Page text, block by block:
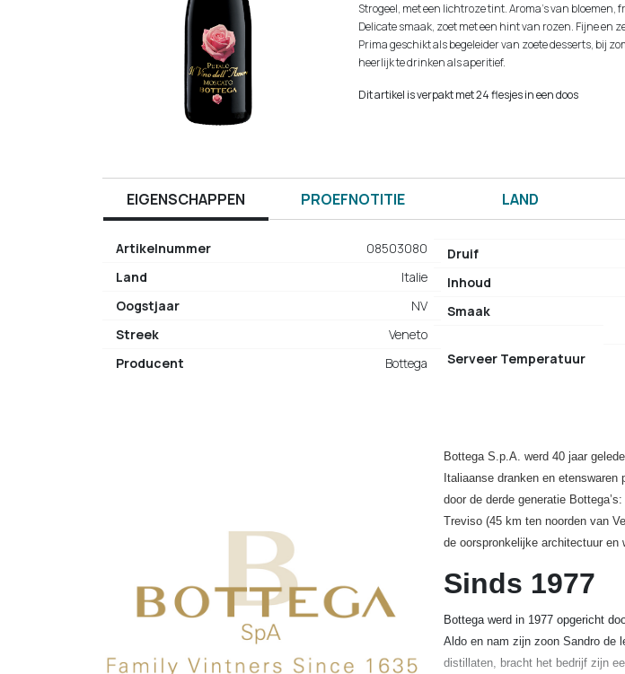
Strogeel, met een lichtroze tint. Aroma's van bloemen,
Delicate smaak, zoet met een hint van rozen. Fijne en
Prima geschikt als begeleider van zoete desserts, bij
heerlijk te drinken als aperitief.
Dit artikel is verpakt met 24 flesjes in een doos
EIGENSCHAPPEN PROEFNOTITIE LAND
Artikelnummer
08503080
Land
Italie
Oogstjaar
NV
Streek
Veneto
Producent
Bottega
Druif
Inhoud
Smaak
Serveer Temperatuur
Bottega S.p.A. werd 40 jaar
Italiaanse dranken en etenswaren
door de derde generatie
Treviso (45 km ten noorden van
de oorspronkelijke architectuur en
Sinds 1977
Bottega werd in 1977 opgericht
Aldo en nam zijn zoon Sandro de
distillaten, bracht het bedrijf zijn